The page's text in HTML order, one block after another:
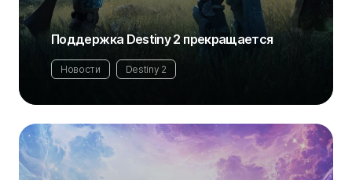
Поддержка Destiny 2 прекращается
Новости Destiny 2